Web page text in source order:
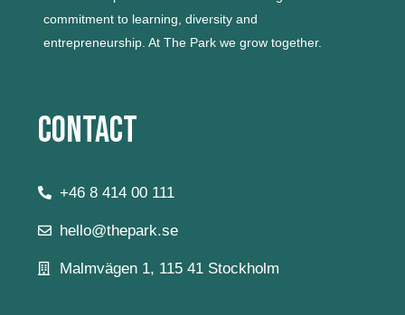
commitment to learning, diversity and
entrepreneurship. At The Park we grow together.
Contact
+46 8 414 00 111
hello@thepark.se
Malmvägen 1, 115 41 Stockholm